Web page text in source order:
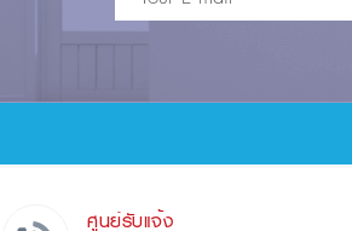
ศูนย์รับแจ้ง